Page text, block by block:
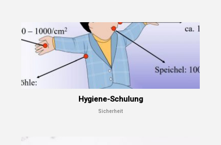
Hygiene-Schulung
Sicherheit